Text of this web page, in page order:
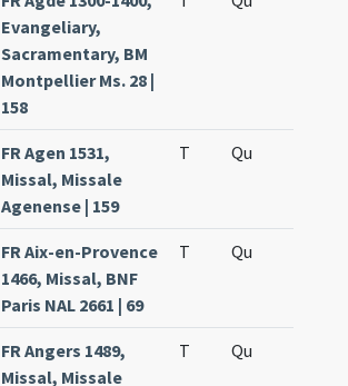
Evangeliary,
Sacramentary, BM
Montpellier Ms. 28 |
158
FR Agen 1531,
Missal, Missale
Agenense | 159
T Qu
FR Aix-en-Provence
1466, Missal, BNF
Paris NAL 2661 | 69
T Qu
FR Angers 1489,
Missal, Missale
T Qu